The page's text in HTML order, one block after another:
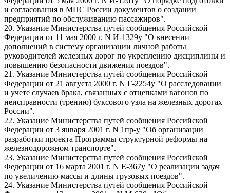
и согласования в МПС России документов о создании
предприятий по обслуживанию пассажиров".
20. Указание Министерства путей сообщения Российской
Федерации от 11 мая 2000 г. N И-1329у "О внесении
дополнений в систему организации личной работы
руководителей железных дорог по укреплению дисциплины и
повышению безопасности движения поездов".
21. Указание Министерства путей сообщения Российской
Федерации от 21 августа 2000 г. N Г-2254у "О расследовании
и учете случаев брака, связанных с отцепками вагонов по
неисправности (трению) буксового узла на железных дорогах
России".
22. Указание Министерства путей сообщения Российской
Федерации от 3 января 2001 г. N 1пр-у "Об организации
разработки проекта Программы структурной реформы на
железнодорожном транспорте".
23. Указание Министерства путей сообщения Российской
Федерации от 16 марта 2001 г. N Е-367у "О реализации задач
по увеличению массы и длины грузовых поездов".
24. Указание Министерства путей сообщения Российской